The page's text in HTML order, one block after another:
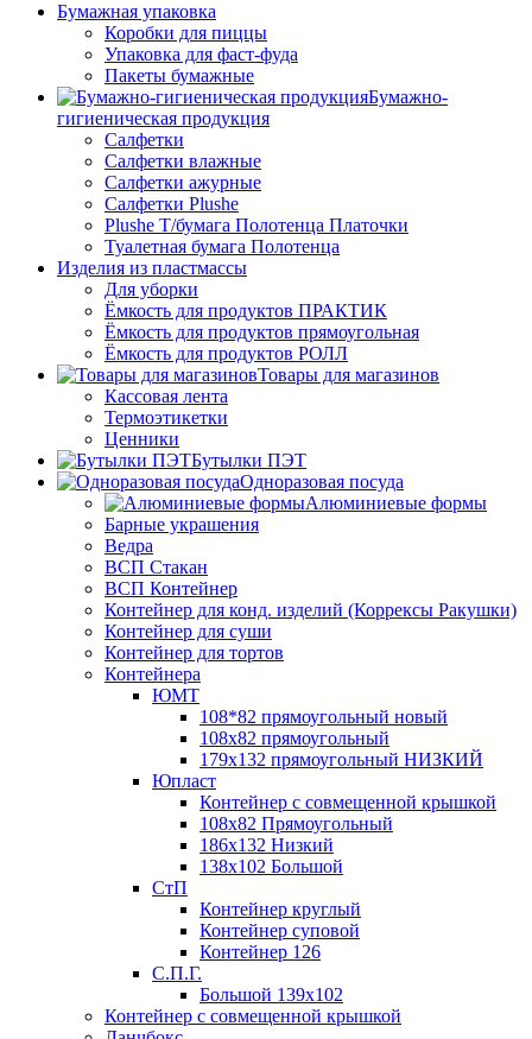
Бумажная упаковка
Коробки для пиццы
Упаковка для фаст-фуда
Пакеты бумажные
Бумажно-
гигиеническая продукция
Салфетки
Салфетки влажные
Салфетки ажурные
Салфетки Plushe
Plushe Т/бумага Полотенца Платочки
Туалетная бумага Полотенца
Изделия из пластмассы
Для уборки
Ёмкость для продуктов ПРАКТИК
Ёмкость для продуктов прямоугольная
Ёмкость для продуктов РОЛЛ
Товары для магазинов
Кассовая лента
Термоэтикетки
Ценники
Бутылки ПЭТ
Одноразовая посуда
Алюминиевые формы
Барные украшения
Ведра
ВСП Стакан
ВСП Контейнер
Контейнер для конд. изделий (Коррексы Ракушки)
Контейнер для суши
Контейнер для тортов
Контейнера
ЮМТ
108*82 прямоугольный новый
108х82 прямоугольный
179х132 прямоугольный НИЗКИЙ
Юпласт
Контейнер с совмещенной крышкой
108х82 Прямоугольный
186х132 Низкий
138х102 Большой
СтП
Контейнер круглый
Контейнер суповой
Контейнер 126
С.П.Г.
Большой 139х102
Контейнер с совмещенной крышкой